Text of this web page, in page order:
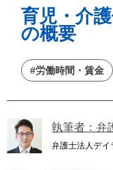
育児・介
の概要
#労働時間・賃金
執筆者：
弁護士法人デイ